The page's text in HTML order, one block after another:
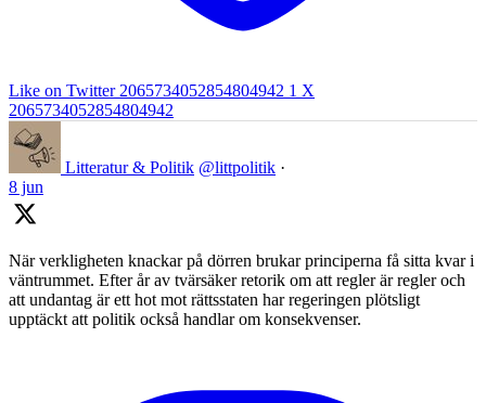
Like on Twitter 2065734052854804942 1 X
2065734052854804942
Litteratur & Politik @littpolitik ·
8 jun
När verkligheten knackar på dörren brukar principerna få sitta kvar i
väntrummet. Efter år av tvärsäker retorik om att regler är regler och
att undantag är ett hot mot rättsstaten har regeringen plötsligt
upptäckt att politik också handlar om konsekvenser.